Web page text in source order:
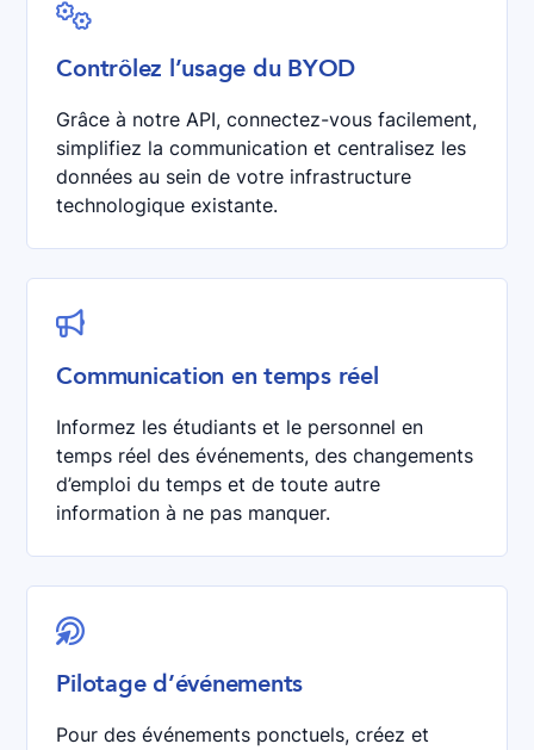

Contrôlez l’usage du BYOD
Grâce à notre API, connectez-vous facilement,
simplifiez la communication et centralisez les
données au sein de votre infrastructure
technologique existante.

Communication en temps réel
Informez les étudiants et le personnel en
temps réel des événements, des changements
d’emploi du temps et de toute autre
information à ne pas manquer.

Pilotage d’événements
Pour des événements ponctuels, créez et